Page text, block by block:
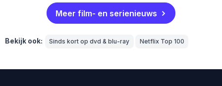
Meer film- en serienieuws
Bekijk ook: Sinds kort op dvd & blu-ray Netflix Top 100